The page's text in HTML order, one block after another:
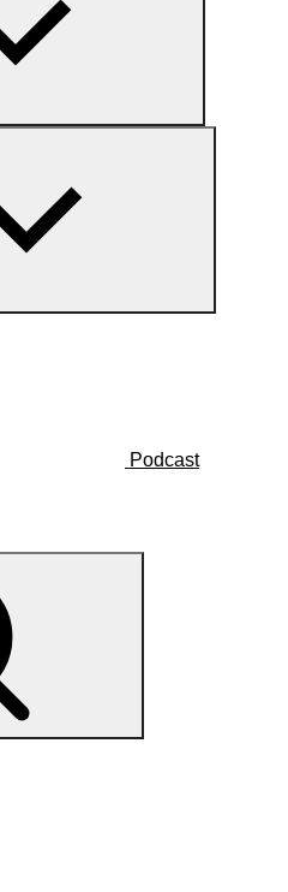
Podcast